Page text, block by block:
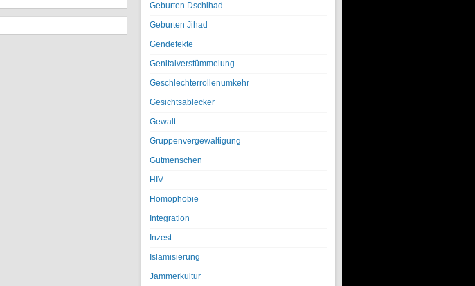
Geburten Dschihad
Geburten Jihad
Gendefekte
Genitalverstümmelung
Geschlechterrollenumkehr
Gesichtsablecker
Gewalt
Gruppenvergewaltigung
Gutmenschen
HIV
Homophobie
Integration
Inzest
Islamisierung
Jammerkultur